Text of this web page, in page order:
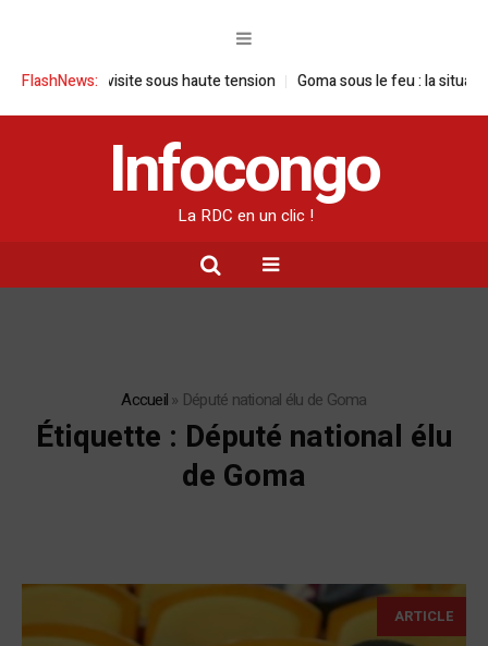
FlashNews:
: une visite sous haute tension Goma sous le feu : la situation
Infocongo
La RDC en un clic !
Accueil» Député national élu de Goma
Étiquette : Député national élu
de Goma
ARTICLE